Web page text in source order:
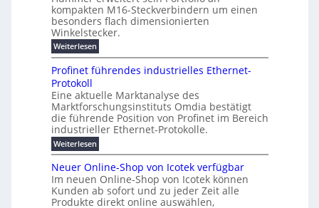
n
d
w
e
n
i
e
r
B
ü
r
o
r
a
r
g
i
e
l
ö
u
n
g
e
n
t
s
c
h
a
t
l
e
s
t
e
n
u
r
o
p
e
a
E
t
h
e
r
c
a
t
ü
r
e
ff
i
z
i
e
t
e
r
e
s
K
a
b
l
m
a
u
m
v
o
n
ü
b
e
2
0
%
i
m
e
r
s
t
e
n
H
n
T
w
i
e
h
a
w
i
r
d
n
e
e
r
W
a
kompakten M16-Steckverbindern um einen
besonders flach dimensionierten
Winkelstecker.
Weiterlesen:
M
1
6
W
i
n
k
e
l
s
t
c
k
e
Profinet führendes industrielles Ethernet-
Protokoll
Eine aktuelle Marktanalyse des
Marktforschungsinstituts Omdia bestätigt
die führende Position von Profinet im Bereich
industrieller Ethernet-Protokolle.
Weiterlesen:
P
r
o
f
i
n
Neuer Online-Shop von Icotek verfügbar
Im neuen Online-Shop von Icotek können
Kunden ab sofort und zu jeder Zeit alle
Produkte direkt online auswählen,